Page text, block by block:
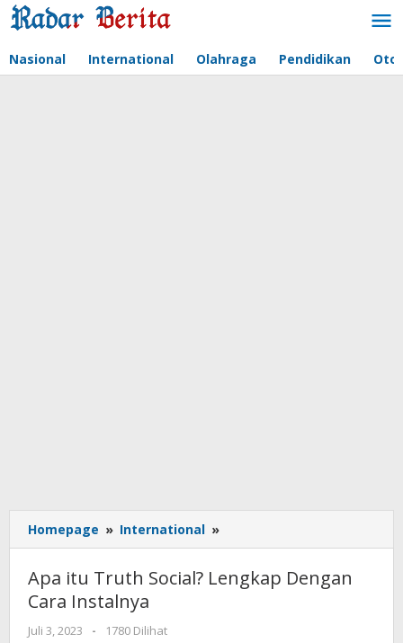
Lewati
ke
Nasional International Olahraga Pendidikan
Homepage » International »
itu
Truth
Social?
Apa itu Truth Social? Lengkap Dengan
Cara Instalnya
Juli 3, 2023
oleh
-
1780 Dilihat